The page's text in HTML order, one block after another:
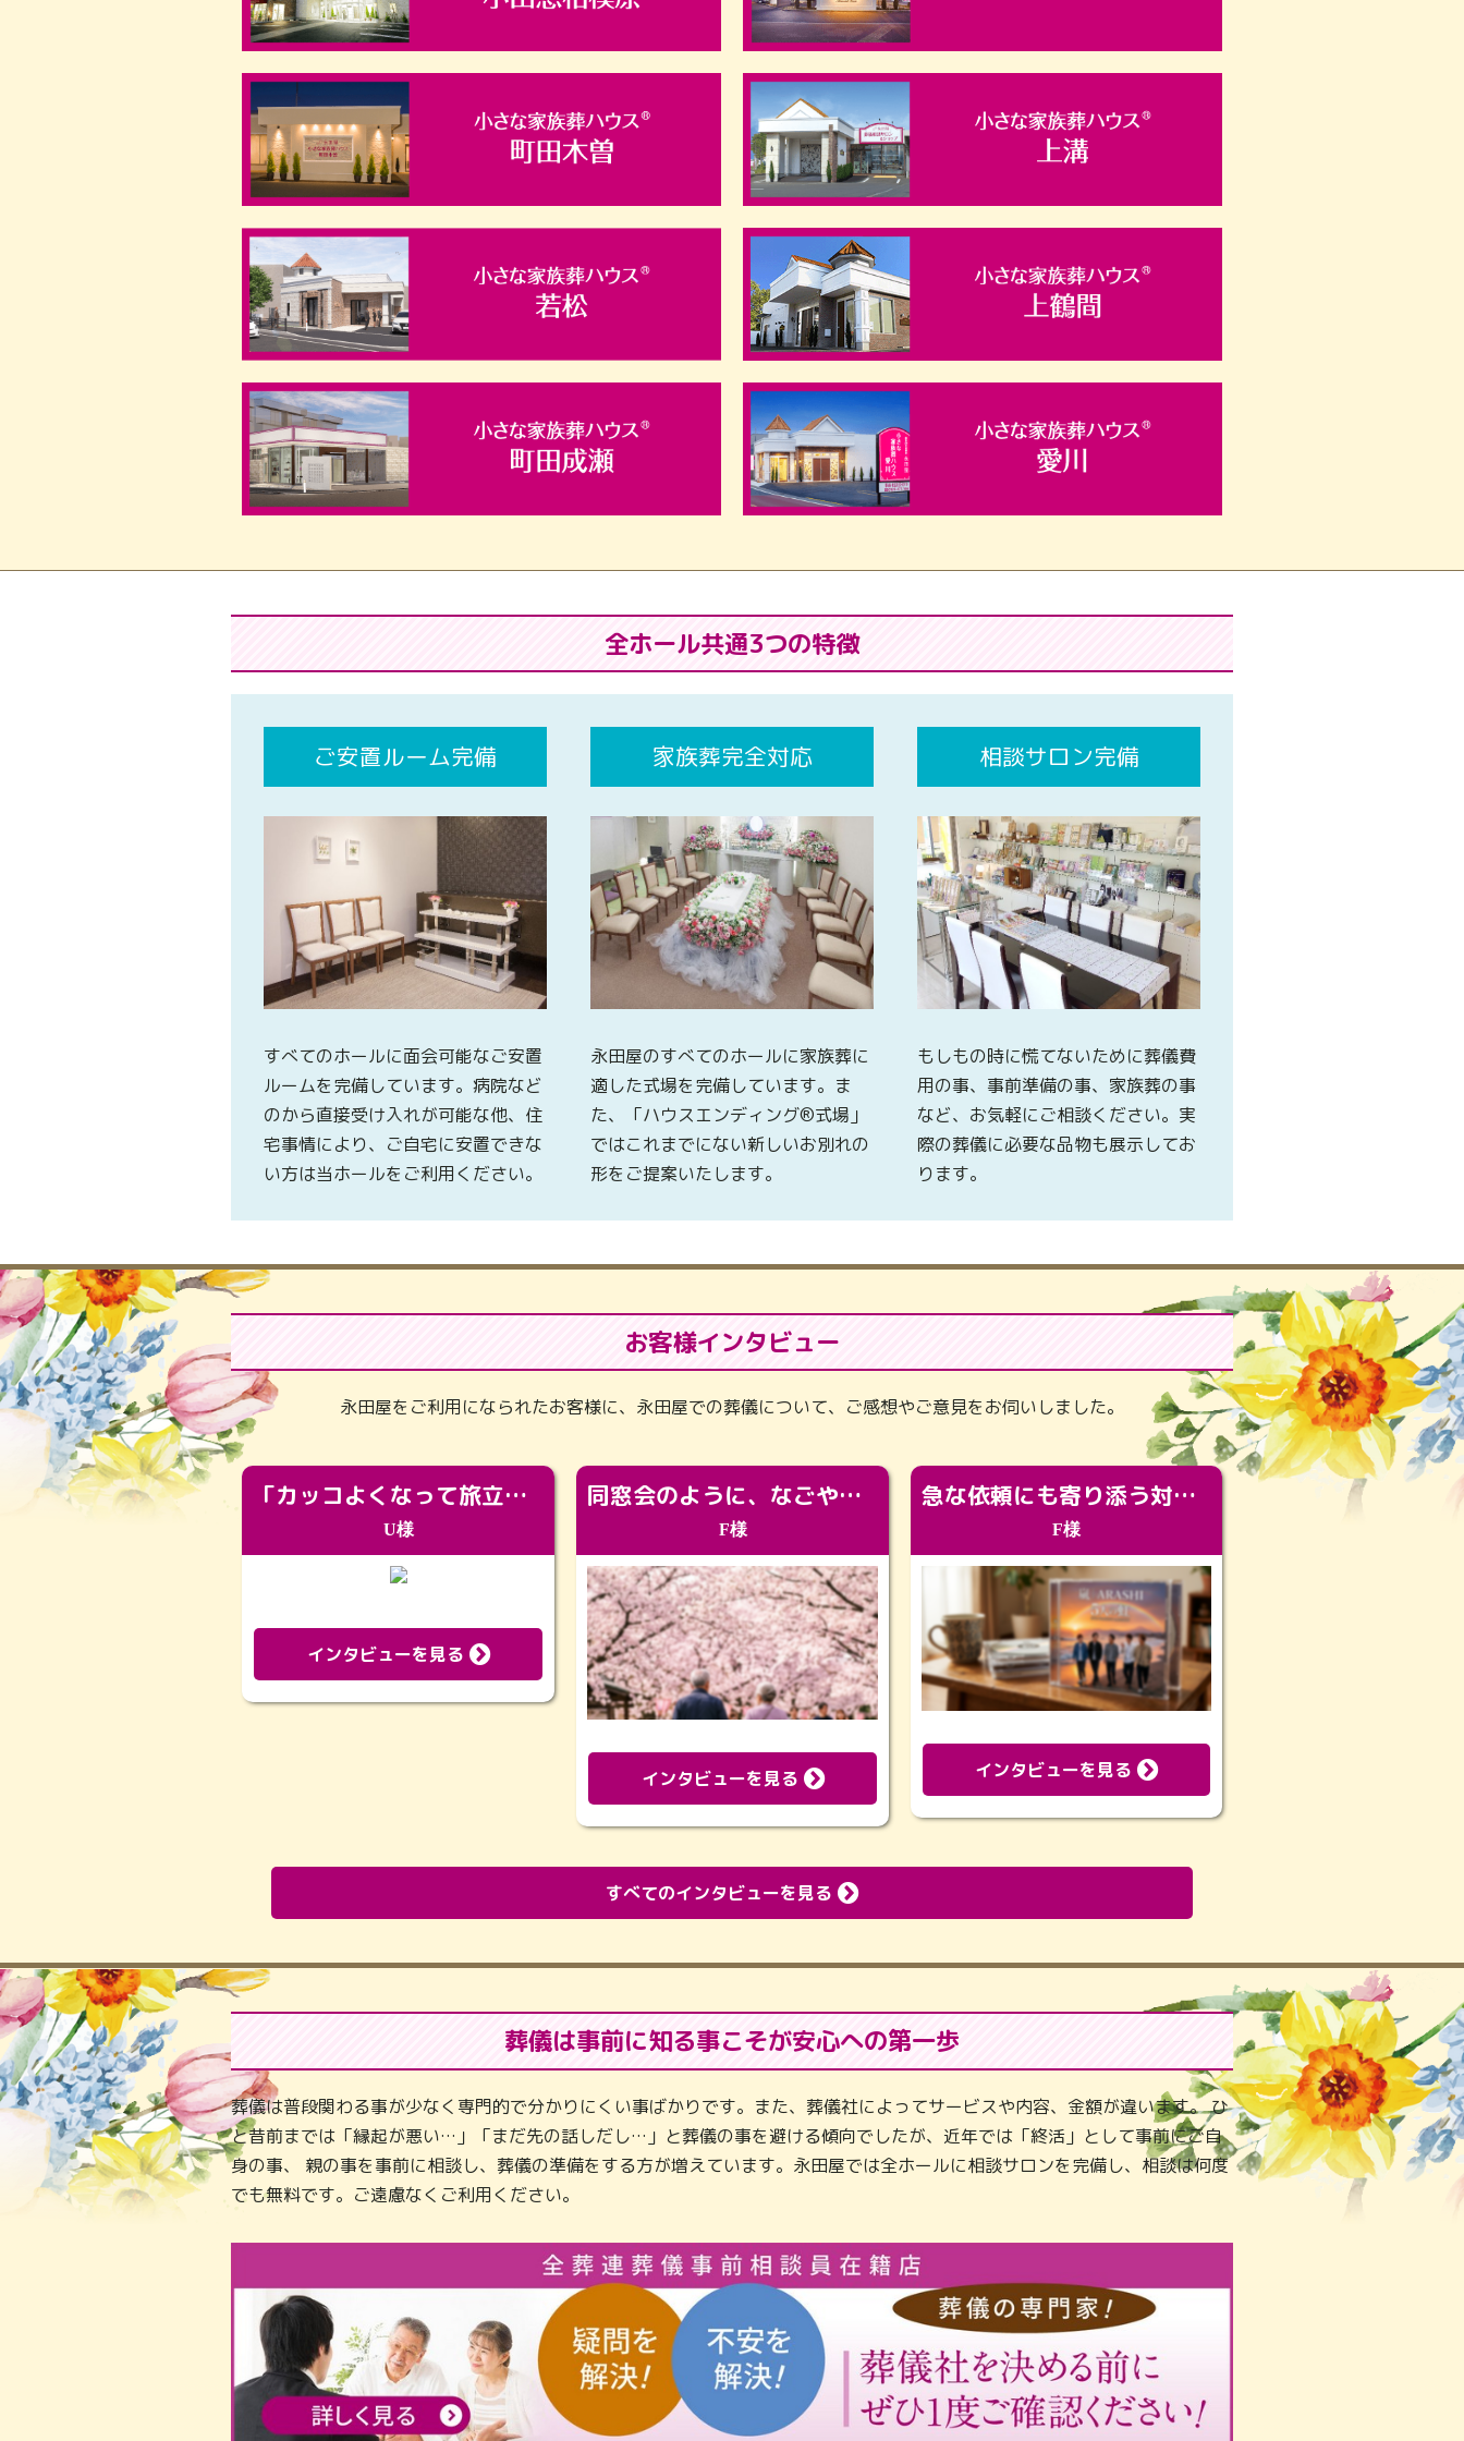
全ホール共通3つの特徴
ご安置ルーム完備
すべてのホールに面会可能なご安置
ルームを完備しています。病院など
のから直接受け入れが可能な他、住
宅事情により、ご自宅に安置できな
い方は当ホールをご利用ください。
家族葬完全対応
永田屋のすべてのホールに家族葬に
適した式場を完備しています。ま
た、「ハウスエンディング®式場」
ではこれまでにない新しいお別れの
形をご提案いたします。
相談サロン完備
もしもの時に慌てないために葬儀費
用の事、事前準備の事、家族葬の事
など、お気軽にご相談ください。実
際の葬儀に必要な品物も展示してお
ります。
お客様インタビュー
永田屋をご利用になられたお客様に、永田屋での葬儀について、ご感想やご意見をお伺いしました。
「カッコよくなって旅立っていってくれました（笑）もっとカッコいいって言ってあげればよかったな」
U様
インタビューを見る
同窓会のように、なごやかに。92歳の旅立ちを彩った、再会と感謝の場
F様
インタビューを見る
急な依頼にも寄り添う対応。メモリアルコーナーで振り返る大切な日々
F様
インタビューを見る
すべてのインタビューを見る
葬儀は事前に知る事こそが安心への第一歩
葬儀は普段関わる事が少なく専門的で分かりにくい事ばかりです。また、葬儀社によってサービスや内容、金額が違います。 ひ
と昔前までは「縁起が悪い…」「まだ先の話しだし…」と葬儀の事を避ける傾向でしたが、近年では「終活」として事前にご自
身の事、 親の事を事前に相談し、葬儀の準備をする方が増えています。永田屋では全ホールに相談サロンを完備し、相談は何度
でも無料です。ご遠慮なくご利用ください。